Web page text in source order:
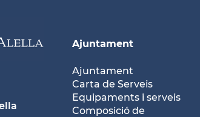
Ajuntament
Ajuntament
Carta de Serveis
Equipaments i serveis
Composició de